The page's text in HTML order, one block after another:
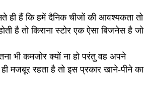
ही हैं कि हमें दैनिक चीजों की आवश्यकता तो
है तो किराना स्टोर एक ऐसा बिजनेस है जो
भी कमजोर क्यों ना हो परंतु वह अपने
मजबूर रहता है तो इस प्रकार खाने-पीने का